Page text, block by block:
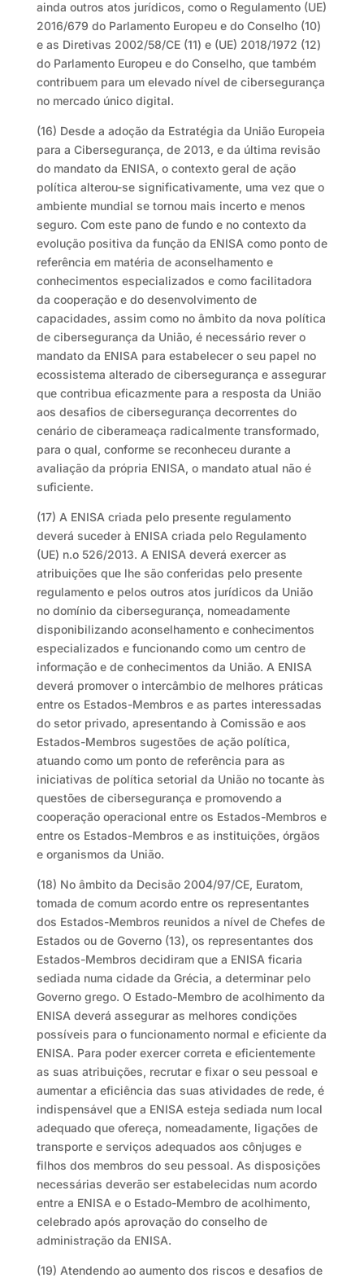
ainda outros atos jurídicos, como o Regulamento (UE)
2016/679 do Parlamento Europeu e do Conselho (10)
e as Diretivas 2002/58/CE (11) e (UE) 2018/1972 (12)
do Parlamento Europeu e do Conselho, que também
contribuem para um elevado nível de cibersegurança
no mercado único digital.
(16) Desde a adoção da Estratégia da União Europeia
para a Cibersegurança, de 2013, e da última revisão
do mandato da ENISA, o contexto geral de ação
política alterou-se significativamente, uma vez que o
ambiente mundial se tornou mais incerto e menos
seguro. Com este pano de fundo e no contexto da
evolução positiva da função da ENISA como ponto de
referência em matéria de aconselhamento e
conhecimentos especializados e como facilitadora
da cooperação e do desenvolvimento de
capacidades, assim como no âmbito da nova política
de cibersegurança da União, é necessário rever o
mandato da ENISA para estabelecer o seu papel no
ecossistema alterado de cibersegurança e assegurar
que contribua eficazmente para a resposta da União
aos desafios de cibersegurança decorrentes do
cenário de ciberameaça radicalmente transformado,
para o qual, conforme se reconheceu durante a
avaliação da própria ENISA, o mandato atual não é
suficiente.
(17) A ENISA criada pelo presente regulamento
deverá suceder à ENISA criada pelo Regulamento
(UE) n.o 526/2013. A ENISA deverá exercer as
atribuições que lhe são conferidas pelo presente
regulamento e pelos outros atos jurídicos da União
no domínio da cibersegurança, nomeadamente
disponibilizando aconselhamento e conhecimentos
especializados e funcionando como um centro de
informação e de conhecimentos da União. A ENISA
deverá promover o intercâmbio de melhores práticas
entre os Estados-Membros e as partes interessadas
do setor privado, apresentando à Comissão e aos
Estados-Membros sugestões de ação política,
atuando como um ponto de referência para as
iniciativas de política setorial da União no tocante às
questões de cibersegurança e promovendo a
cooperação operacional entre os Estados-Membros e
entre os Estados-Membros e as instituições, órgãos
e organismos da União.
(18) No âmbito da Decisão 2004/97/CE, Euratom,
tomada de comum acordo entre os representantes
dos Estados-Membros reunidos a nível de Chefes de
Estados ou de Governo (13), os representantes dos
Estados-Membros decidiram que a ENISA ficaria
sediada numa cidade da Grécia, a determinar pelo
Governo grego. O Estado-Membro de acolhimento da
ENISA deverá assegurar as melhores condições
possíveis para o funcionamento normal e eficiente da
ENISA. Para poder exercer correta e eficientemente
as suas atribuições, recrutar e fixar o seu pessoal e
aumentar a eficiência das suas atividades de rede, é
indispensável que a ENISA esteja sediada num local
adequado que ofereça, nomeadamente, ligações de
transporte e serviços adequados aos cônjuges e
filhos dos membros do seu pessoal. As disposições
necessárias deverão ser estabelecidas num acordo
entre a ENISA e o Estado-Membro de acolhimento,
celebrado após aprovação do conselho de
administração da ENISA.
(19) Atendendo ao aumento dos riscos e desafios de